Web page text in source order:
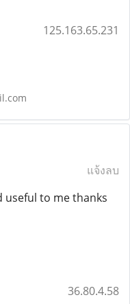
125.163.65.231
แจ้งลบ
useful to me thanks
36.80.4.58